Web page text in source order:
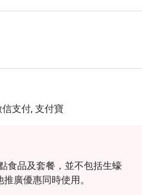
支付, 支付寶
食品及套餐，並不包括生蠔
廣優惠同時使用。